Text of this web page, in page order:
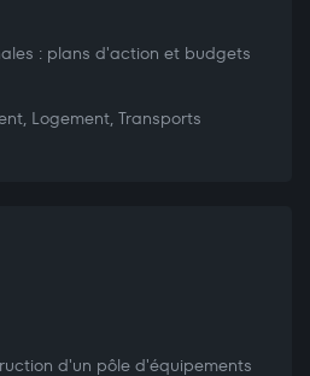
: plans d'action et budgets
Logement, Transports
d'un pôle d'équipements